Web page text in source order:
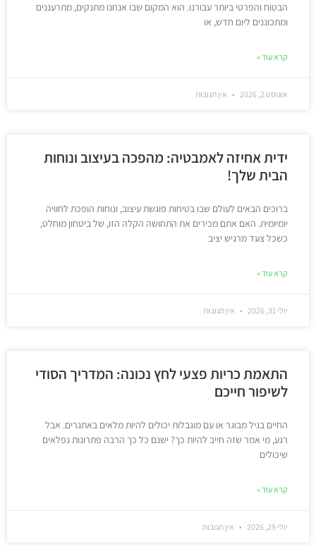
הבטוח והפרטי ביותר עבורנו. הוא המקום שבו אנחנו מתנקים, מתרעננים
ומתכוננים ליום חדש, או
קרא עוד »
אוגוסט 2, 2026 אין תגובות
ידית אחיזה לאמבטיה: מהפכה בעיצוב ונוחות
הבית שלך!
ברוכים הבאים לעולם שבו בטיחות פוגשת עיצוב, ונוחות הופכת לחוויה
יומיומית. האם אתם מכירים את התחושה הקלה הזו, של ביטחון מוחלט,
כשכל צעד מרגיש יציב
קרא עוד »
יולי 31, 2026 אין תגובות
התאמת כריות פצעי לחץ נכונה: המדריך הסודי
לשיפור חייכם
החיים בגיל מבוגר או עם מוגבלות יכולים להיות מלאים באתגרים. אבל
רגע, מי אמר שזה חייב להיות כך? ישנם כל כך הרבה פתרונות נפלאים
שיכולים
קרא עוד »
יולי 29, 2026 אין תגובות